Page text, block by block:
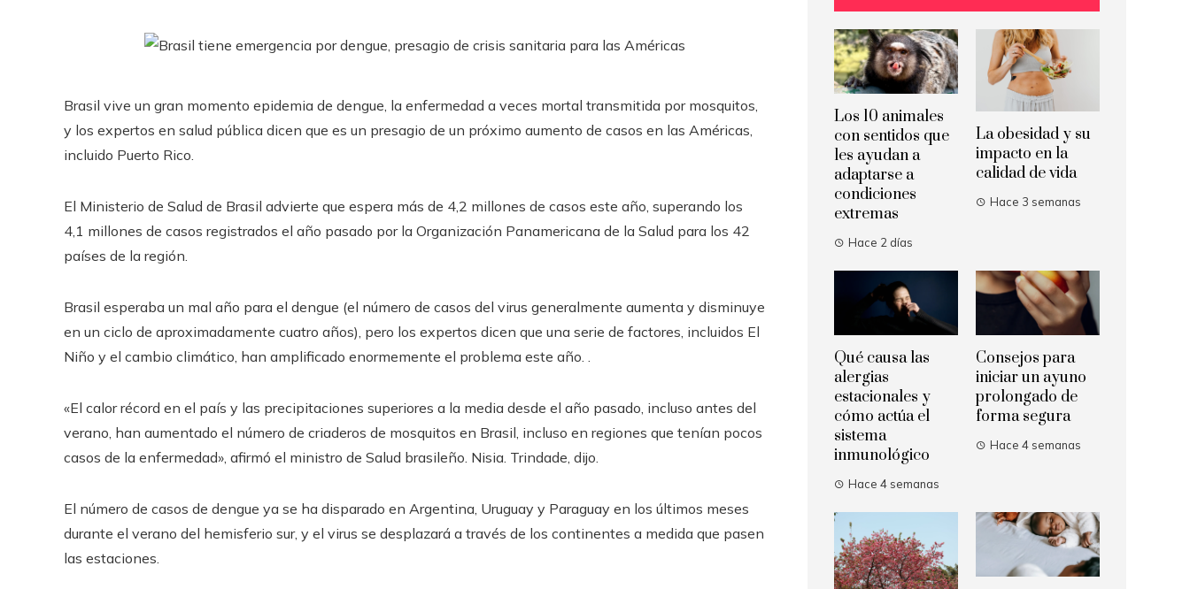
Brasil vive un gran momento epidemia de dengue, la enfermedad a veces mortal transmitida por mosquitos,
y los expertos en salud pública dicen que es un presagio de un próximo aumento de casos en las Américas,
incluido Puerto Rico.
El Ministerio de Salud de Brasil advierte que espera más de 4,2 millones de casos este año, superando los
4,1 millones de casos registrados el año pasado por la Organización Panamericana de la Salud para los 42
países de la región.
Brasil esperaba un mal año para el dengue (el número de casos del virus generalmente aumenta y disminuye
en un ciclo de aproximadamente cuatro años), pero los expertos dicen que una serie de factores, incluidos El
Niño y el cambio climático, han amplificado enormemente el problema este año. .
«El calor récord en el país y las precipitaciones superiores a la media desde el año pasado, incluso antes del
verano, han aumentado el número de criaderos de mosquitos en Brasil, incluso en regiones que tenían pocos
casos de la enfermedad», afirmó el ministro de Salud brasileño. Nisia. Trindade, dijo.
El número de casos de dengue ya se ha disparado en Argentina, Uruguay y Paraguay en los últimos meses
durante el verano del hemisferio sur, y el virus se desplazará a través de los continentes a medida que pasen
las estaciones.
Los 10 animales
con sentidos que
les ayudan a
adaptarse a
condiciones
extremas
Hace 2 días
La obesidad y su
impacto en la
calidad de vida
Hace 3 semanas
Qué causa las
alergias
estacionales y
cómo actúa el
sistema
inmunológico
Hace 4 semanas
Consejos para
iniciar un ayuno
prolongado de
forma segura
Hace 4 semanas